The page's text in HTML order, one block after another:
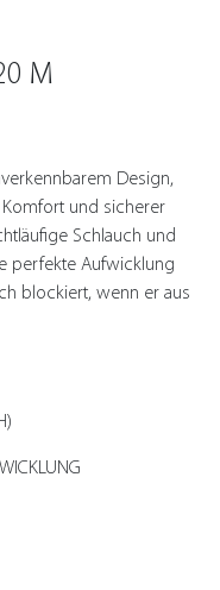
M
Design,
und sicherer
Schlauch und
perfekte Aufwicklung
blockiert, wenn er aus